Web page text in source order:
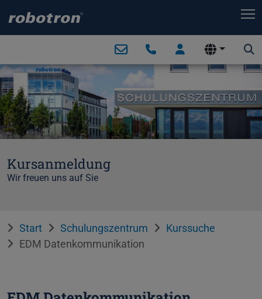
Kursanmeldung
Wir freuen uns auf Sie
Start Schulungszentrum
Kurssuche
EDM Datenkommunikation